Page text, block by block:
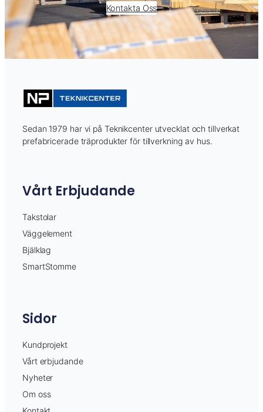
Kontakta Oss
Sedan 1979 har vi på Teknikcenter utvecklat och tillverkat
prefabricerade träprodukter för tillverkning av hus.
Vårt Erbjudande
Takstolar
Väggelement
Bjälklag
SmartStomme
Sidor
Kundprojekt
Vårt erbjudande
Nyheter
Om oss